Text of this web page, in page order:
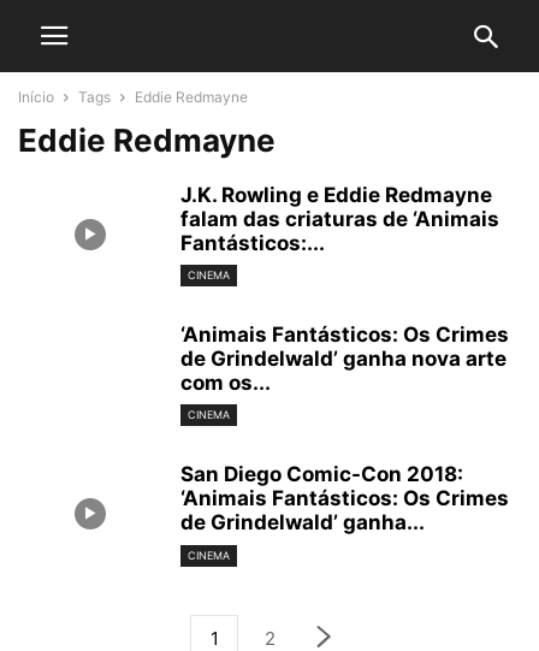
Início Tags Eddie Redmayne
Eddie Redmayne
J.K. Rowling e Eddie Redmayne
falam das criaturas de ‘Animais
Fantásticos:...
CINEMA
‘Animais Fantásticos: Os Crimes
de Grindelwald’ ganha nova arte
com os...
CINEMA
San Diego Comic-Con 2018:
‘Animais Fantásticos: Os Crimes
de Grindelwald’ ganha...
CINEMA
1 2